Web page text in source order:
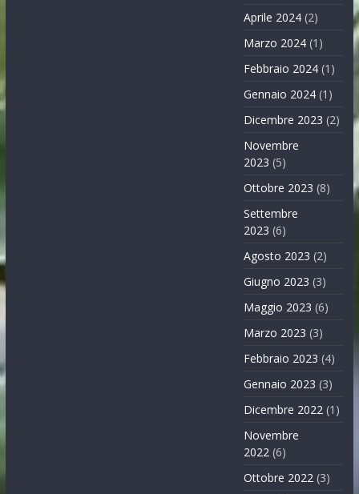
Aprile 2024 (2)
Marzo 2024 (1)
Febbraio 2024 (1)
Gennaio 2024 (1)
Dicembre 2023 (2)
Novembre
2023 (5)
Ottobre 2023 (8)
Settembre
2023 (6)
Agosto 2023 (2)
Giugno 2023 (3)
Maggio 2023 (6)
Marzo 2023 (3)
Febbraio 2023 (4)
Gennaio 2023 (3)
Dicembre 2022 (1)
Novembre
2022 (6)
Ottobre 2022 (3)